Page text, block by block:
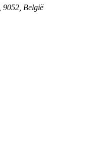
9052 België